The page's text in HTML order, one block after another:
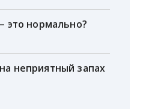
это нормально?
неприятный запах